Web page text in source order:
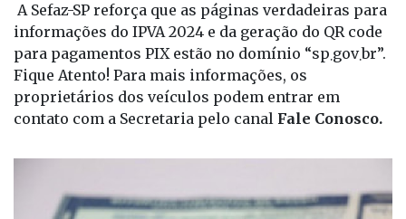
A Sefaz-SP reforça que as páginas verdadeiras para
informações do IPVA 2024 e da geração do QR code
para pagamentos PIX estão no domínio “sp܂gov܂br”.
Fique Atento! Para mais informações, os
proprietários dos veículos podem entrar em
contato com a Secretaria pelo canal Fale Conosco.